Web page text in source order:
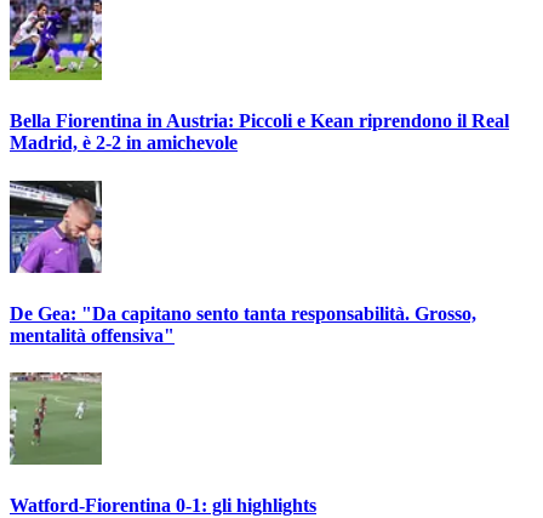
Bella Fiorentina in Austria: Piccoli e Kean riprendono il Real
Madrid, è 2-2 in amichevole
De Gea: "Da capitano sento tanta responsabilità. Grosso,
mentalità offensiva"
Watford-Fiorentina 0-1: gli highlights